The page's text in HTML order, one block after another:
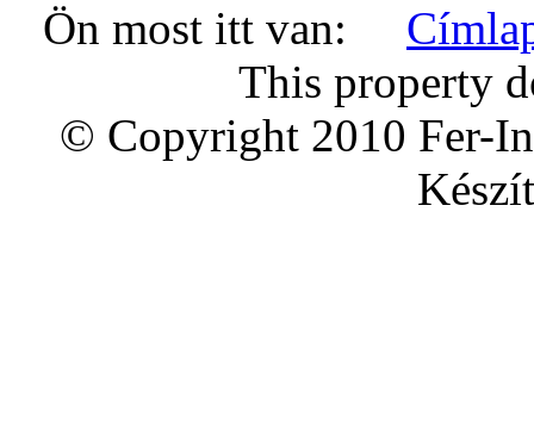
Ön most itt van:
This property
© Copyright 2010 Fer-